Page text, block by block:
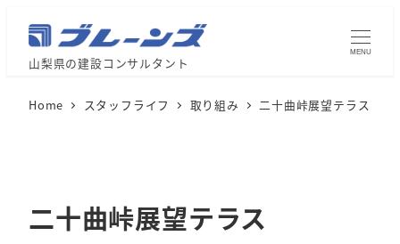
山梨県の建設コンサルタント
MENU
Home スタッフライフ 取り組み 二十曲峠展望テラス
二十曲峠展望テラス